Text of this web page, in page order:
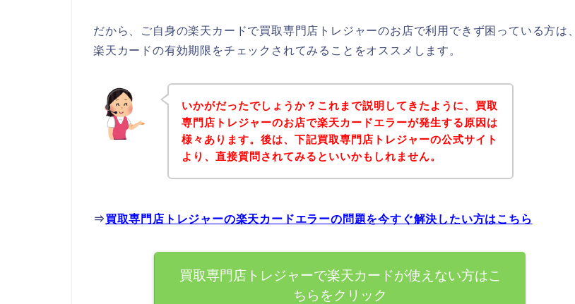
だから、ご自身の楽天カードで買取専門店トレジャーのお店で利用できず困っている方は、
楽天カードの有効期限をチェックされてみることをオススメします。
いかがだったでしょうか？これまで説明してきたように、買取
専門店トレジャーのお店で楽天カードエラーが発生する原因は
様々あります。後は、下記買取専門店トレジャーの公式サイト
より、直接質問されてみるといいかもしれません。
⇒買取専門店トレジャーの楽天カードエラーの問題を今すぐ解決したい方はこちら
買取専門店トレジャーで楽天カードが使えない方はこ
ちらをクリック